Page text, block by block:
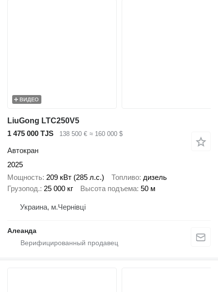
ВИДЕО
LiuGong LTC250V5
1 475 000 TJS
138 500 € ≈ 160 000 $
Автокран
2025
Мощность 209 кВт (285 л.с.) Топливо дизель
Грузопод. 25 000 кг Высота подъема 50 м
Украина, м.Чернівці
Алеанда